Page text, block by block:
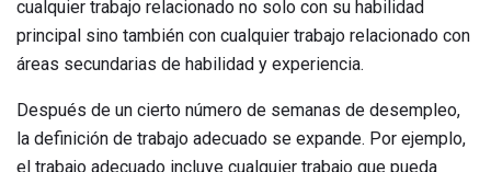
cualquier trabajo relacionado no solo con su habilidad
principal sino también con cualquier trabajo relacionado con
áreas secundarias de habilidad y experiencia.
Después de un cierto número de semanas de desempleo,
la definición de trabajo adecuado se expande. Por ejemplo,
el trabajo adecuado incluye cualquier trabajo que pueda